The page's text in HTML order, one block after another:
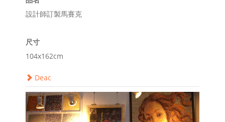
設計師訂製馬賽克
尺寸
104x162cm
Deac